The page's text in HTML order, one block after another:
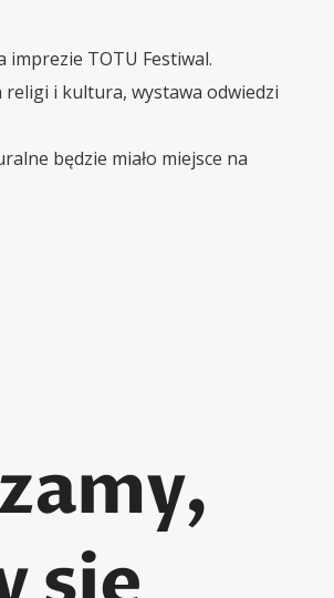
TOTU Festiwal.
religi i kultura, wystawa odwiedzi
będzie miało miejsce na